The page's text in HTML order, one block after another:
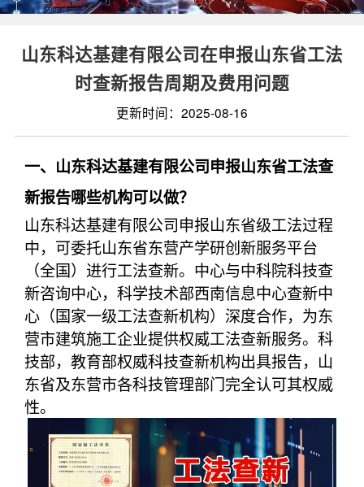
山东科达基建有限公司在申报山东省工法
时查新报告周期及费用问题
更新时间：2025-08-16
一、山东科达基建有限公司申报山东省工法查
新报告哪些机构可以做？
山东科达基建有限公司申报山东省级工法过程
中，可委托山东省东营产学研创新服务平台
（全国）进行工法查新。中心与中科院科技查
新咨询中心，科学技术部西南信息中心查新中
心（国家一级工法查新机构）深度合作，为东
营市建筑施工企业提供权威工法查新服务。科
技部，教育部权威科技查新机构出具报告，山
东省及东营市各科技管理部门完全认可其权威
性。